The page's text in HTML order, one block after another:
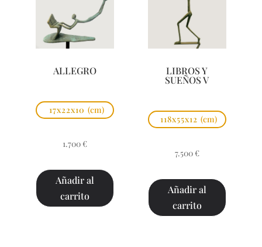
ALLEGRO
17x22x10 (cm)
1.700 €
Añadir al
carrito
LIBROS Y
SUEÑOS V
118x55x12 (cm)
7.500 €
Añadir al
carrito